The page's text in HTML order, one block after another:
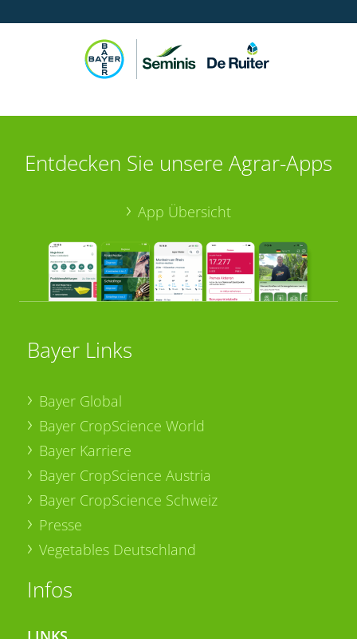
Entdecken Sie unsere Agrar-Apps
App Übersicht
Bayer Links
Bayer Global
Bayer CropScience World
Bayer Karriere
Bayer CropScience Austria
Bayer CropScience Schweiz
Presse
Vegetables Deutschland
Infos